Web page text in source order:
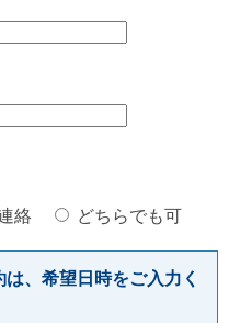
絡 どちらでも可
、希望日時をご入力く